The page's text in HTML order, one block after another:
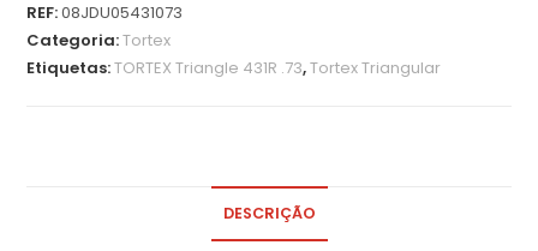
REF:08JDU05431073
Categoria:Tortex
Etiquetas:TORTEX Triangle 431R .73,Tortex Triangular
DESCRIÇÃO